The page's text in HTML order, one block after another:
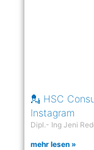
💂 HSC
Instagram
Dipl.- Ing Jeni
mehr lesen »